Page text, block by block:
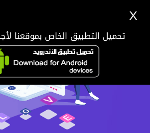
X
تحميل التطبيق الخاص بموقعنا